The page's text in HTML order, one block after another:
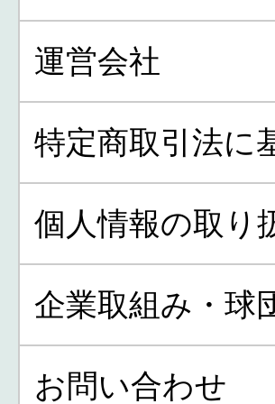
運営会社
特定商取引法に
個人情報の取り
企業取組み・球
お問い合わせ